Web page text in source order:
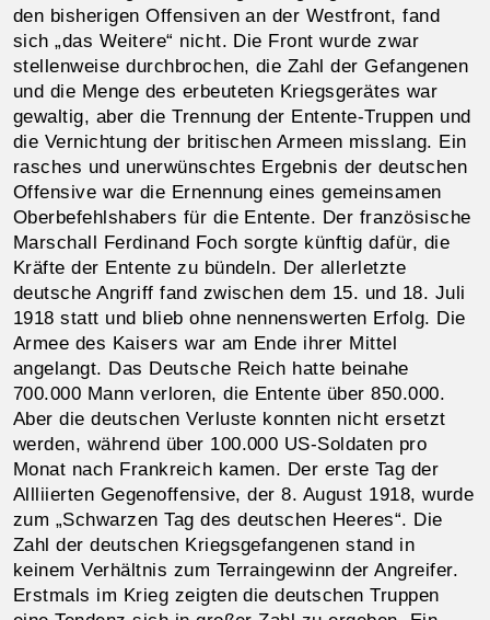
den bisherigen Offensiven an der Westfront, fand
sich „das Weitere“ nicht. Die Front wurde zwar
stellenweise durchbrochen, die Zahl der Gefangenen
und die Menge des erbeuteten Kriegsgerätes war
gewaltig, aber die Trennung der Entente-Truppen und
die Vernichtung der britischen Armeen misslang. Ein
rasches und unerwünschtes Ergebnis der deutschen
Offensive war die Ernennung eines gemeinsamen
Oberbefehlshabers für die Entente. Der französische
Marschall Ferdinand Foch sorgte künftig dafür, die
Kräfte der Entente zu bündeln. Der allerletzte
deutsche Angriff fand zwischen dem 15. und 18. Juli
1918 statt und blieb ohne nennenswerten Erfolg. Die
Armee des Kaisers war am Ende ihrer Mittel
angelangt. Das Deutsche Reich hatte beinahe
700.000 Mann verloren, die Entente über 850.000.
Aber die deutschen Verluste konnten nicht ersetzt
werden, während über 100.000 US-Soldaten pro
Monat nach Frankreich kamen. Der erste Tag der
Allliierten Gegenoffensive, der 8. August 1918, wurde
zum „Schwarzen Tag des deutschen Heeres“. Die
Zahl der deutschen Kriegsgefangenen stand in
keinem Verhältnis zum Terraingewinn der Angreifer.
Erstmals im Krieg zeigten die deutschen Truppen